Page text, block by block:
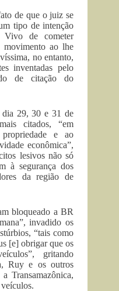
de que o juiz se
tipo de intenção
de cometer
movimento ao lhe
no entanto,
inventadas pelo
de citação do
29, 30 e 31 de
citados, “em
e ao
econômica”,
lesivos não só
à segurança dos
da região de
bloqueado a BR
invadido os
“tais como
[e] obrigar que os
gritando
Ruy e os outros
Transamazônica,